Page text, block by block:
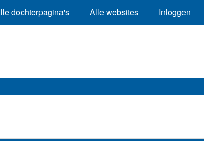
dochterpagina's Alle websites Inloggen